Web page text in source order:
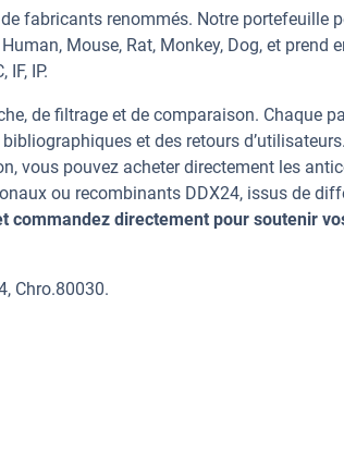
fabricants renommés. Notre portefeuille
Mouse, Rat, Monkey, Dog, et prend
IP.
de filtrage et de comparaison. Chaque
et des retours d’utilisateurs.
vous pouvez acheter directement les
ou recombinants DDX24, issus de
commandez directement pour soutenir
Chro.80030.